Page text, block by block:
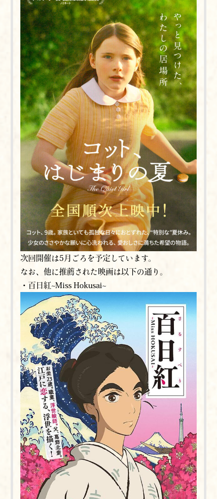
次回開催は5月ごろを予定しています。
なお、他に推薦された映画は以下の通り。
・百日紅~Miss Hokusai~